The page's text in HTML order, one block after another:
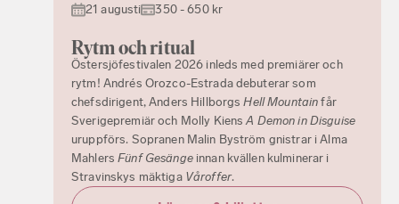
21 augusti 350 - 650 kr
Rytm och ritual
Östersjöfestivalen 2026 inleds med premiärer och
rytm! Andrés Orozco-Estrada debuterar som
chefsdirigent, Anders HillborgsHell Mountainfår
Sverigepremiär och Molly KiensA Demon in Disguise
uruppförs. Sopranen Malin Byström gnistrar i Alma
MahlersFünf Gesänge innan kvällen kulminerar i
Stravinskys mäktiga Våroffer.